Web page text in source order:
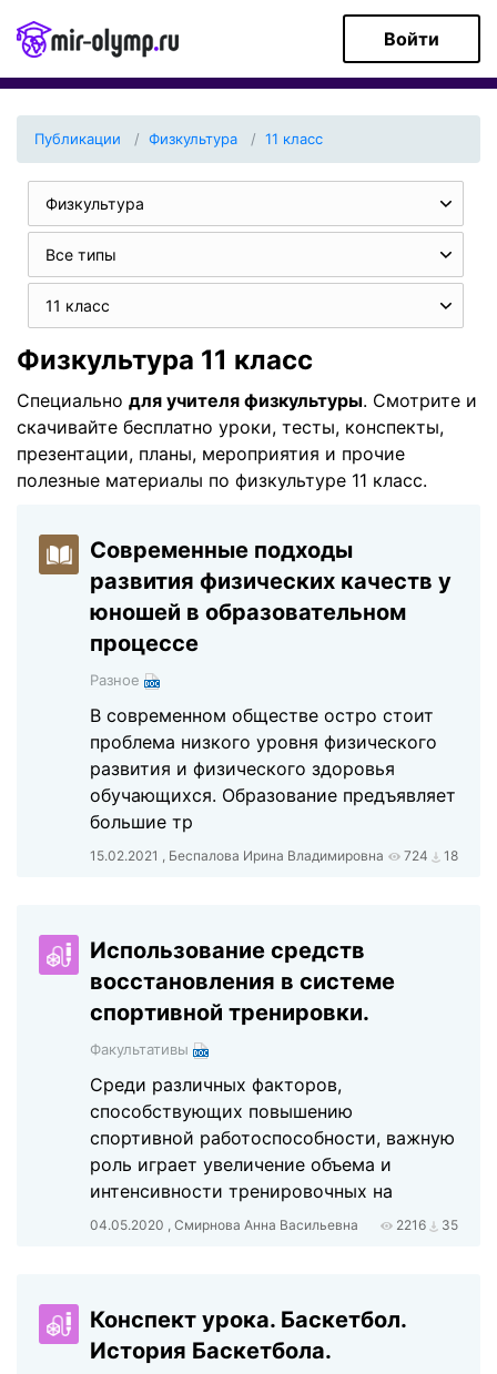
Войти
Публикации Физкультура 11 класс
Физкультура
Все типы
11 класс
Физкультура 11 класс
Специально для учителя физкультуры. Смотрите и
скачивайте бесплатно уроки, тесты, конспекты,
презентации, планы, мероприятия и прочие
полезные материалы по физкультуре 11 класс.
Современные подходы
развития физических качеств у
юношей в образовательном
процессе
Разное
В современном обществе остро стоит
проблема низкого уровня физического
развития и физического здоровья
обучающихся. Образование предъявляет
большие тр
15.02.2021 , Беспалова Ирина Владимировна 724 18
Использование средств
восстановления в системе
спортивной тренировки.
Факультативы
Среди различных факторов,
способствующих повышению
спортивной работоспособности, важную
роль играет увеличение объема и
интенсивности тренировочных на
04.05.2020 , Смирнова Анна Васильевна 2216 35
Конспект урока. Баскетбол.
История Баскетбола.